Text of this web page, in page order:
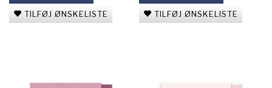
TILFØJ ØNSKELISTE TILFØJ ØNSKELISTE